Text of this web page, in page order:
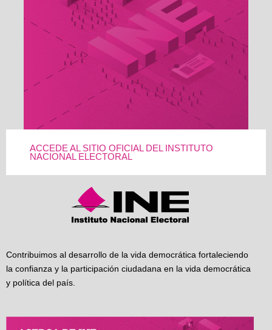
ACCEDE AL SITIO OFICIAL DEL INSTITUTO
NACIONAL ELECTORAL
Contribuimos al desarrollo de la vida democrática fortaleciendo
la confianza y la participación ciudadana en la vida democrática
y política del país.